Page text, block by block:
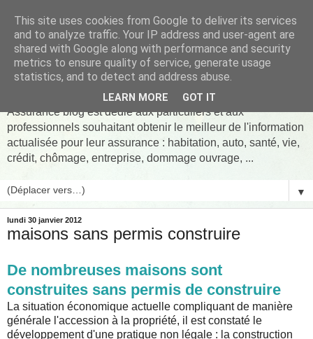
Assurance pret Blog
Assurance blog est dédié aux particuliers et aux
professionnels souhaitant obtenir le meilleur de l'information
actualisée pour leur assurance : habitation, auto, santé, vie,
crédit, chômage, entreprise, dommage ouvrage, ...
▼
lundi 30 janvier 2012
maisons sans permis construire
De nombreuses maisons sont
construites sans permis de construire
La situation économique actuelle compliquant de manière
générale l'accession à la propriété, il est constaté le
développement d'une pratique non légale : la construction
This site uses cookies from Google to deliver its services
and to analyze traffic. Your IP address and user-agent are
shared with Google along with performance and security
metrics to ensure quality of service, generate usage
statistics, and to detect and address abuse.
LEARN MORE GOT IT